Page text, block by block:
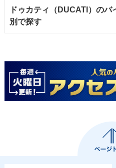
ドゥカティ（DUCATI）の
別で探す